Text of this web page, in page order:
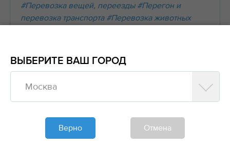
#Перевозка вещей, переезды #Перегон и
перевозка транспорта #Перевозка животных
продукция
ВЫБЕРИТЕ ВАШ ГОРОД
Москва
Верно Отмена